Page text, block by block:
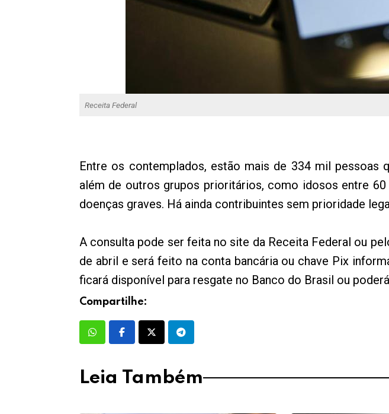
Receita Federal
Entre os contemplados, estão mais de 334 mil pessoas
além de outros grupos prioritários, como idosos entre
doenças graves. Há ainda contribuintes sem prioridade
A consulta pode ser feita no site da Receita Federal ou
de abril e será feito na conta bancária ou chave Pix
ficará disponível para resgate no Banco do Brasil ou
Compartilhe:
Leia Também